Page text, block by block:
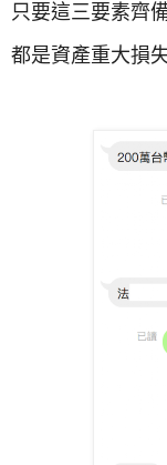
只要這三要素齊
都是資產重大損